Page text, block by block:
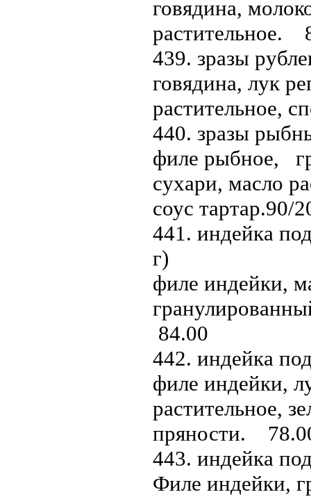
говядина,
растительное.
439. зразы
говядина, лук
растительное,
440. зразы
филе рыбное,
сухари, масло
соус
441. индейка
г)
филе индейки,
84.00
442. индейка
филе индейки,
растительное,
пряности.
443. индейка
Филе индейки,